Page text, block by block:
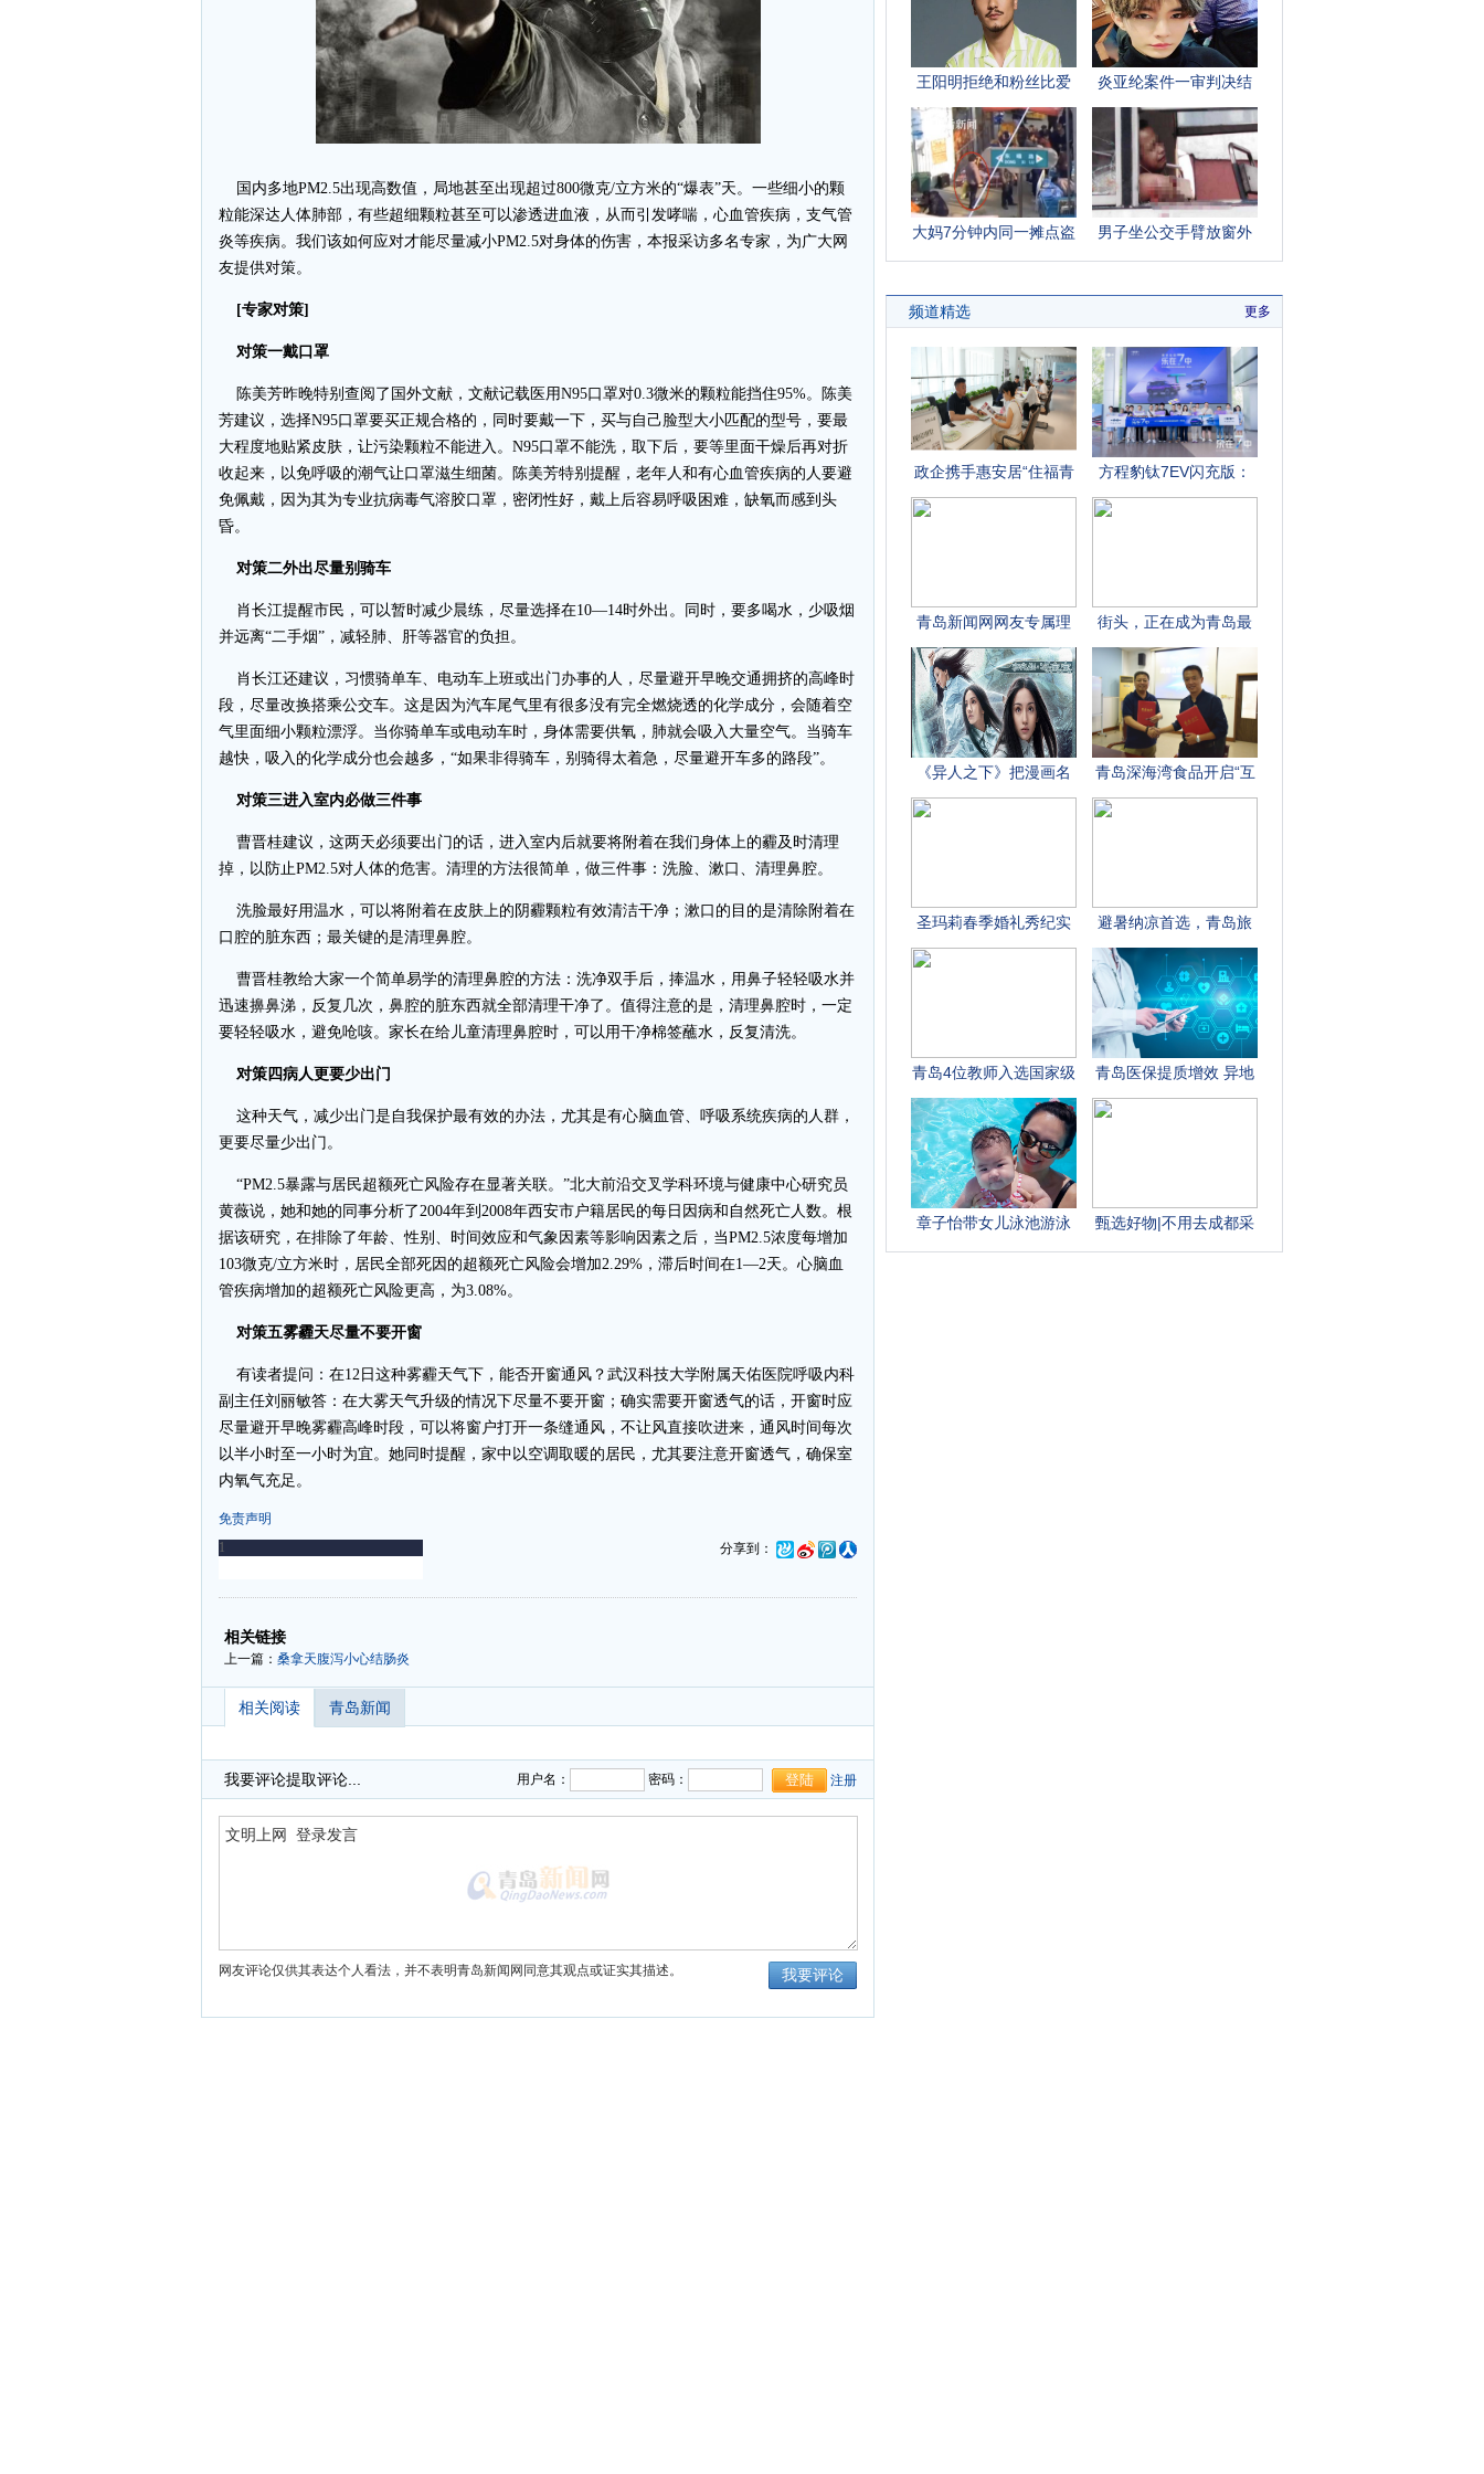
国内多地PM2.5出现高数值，局地甚至出现超过800微克/立方米的“爆表”天。一些细小的颗
粒能深达人体肺部，有些超细颗粒甚至可以渗透进血液，从而引发哮喘，心血管疾病，支气管
炎等疾病。我们该如何应对才能尽量减小PM2.5对身体的伤害，本报采访多名专家，为广大网
友提供对策。
[专家对策]
对策一戴口罩
陈美芳昨晚特别查阅了国外文献，文献记载医用N95口罩对0.3微米的颗粒能挡住95%。陈美
芳建议，选择N95口罩要买正规合格的，同时要戴一下，买与自己脸型大小匹配的型号，要最
大程度地贴紧皮肤，让污染颗粒不能进入。N95口罩不能洗，取下后，要等里面干燥后再对折
收起来，以免呼吸的潮气让口罩滋生细菌。陈美芳特别提醒，老年人和有心血管疾病的人要避
免佩戴，因为其为专业抗病毒气溶胶口罩，密闭性好，戴上后容易呼吸困难，缺氧而感到头
昏。
对策二外出尽量别骑车
肖长江提醒市民，可以暂时减少晨练，尽量选择在10—14时外出。同时，要多喝水，少吸烟
并远离“二手烟”，减轻肺、肝等器官的负担。
肖长江还建议，习惯骑单车、电动车上班或出门办事的人，尽量避开早晚交通拥挤的高峰时
段，尽量改换搭乘公交车。这是因为汽车尾气里有很多没有完全燃烧透的化学成分，会随着空
气里面细小颗粒漂浮。当你骑单车或电动车时，身体需要供氧，肺就会吸入大量空气。当骑车
越快，吸入的化学成分也会越多，“如果非得骑车，别骑得太着急，尽量避开车多的路段”。
对策三进入室内必做三件事
曹晋桂建议，这两天必须要出门的话，进入室内后就要将附着在我们身体上的霾及时清理
掉，以防止PM2.5对人体的危害。清理的方法很简单，做三件事：洗脸、漱口、清理鼻腔。
洗脸最好用温水，可以将附着在皮肤上的阴霾颗粒有效清洁干净；漱口的目的是清除附着在
口腔的脏东西；最关键的是清理鼻腔。
曹晋桂教给大家一个简单易学的清理鼻腔的方法：洗净双手后，捧温水，用鼻子轻轻吸水并
迅速擤鼻涕，反复几次，鼻腔的脏东西就全部清理干净了。值得注意的是，清理鼻腔时，一定
要轻轻吸水，避免呛咳。家长在给儿童清理鼻腔时，可以用干净棉签蘸水，反复清洗。
对策四病人更要少出门
这种天气，减少出门是自我保护最有效的办法，尤其是有心脑血管、呼吸系统疾病的人群，
更要尽量少出门。
“PM2.5暴露与居民超额死亡风险存在显著关联。”北大前沿交叉学科环境与健康中心研究员
黄薇说，她和她的同事分析了2004年到2008年西安市户籍居民的每日因病和自然死亡人数。根
据该研究，在排除了年龄、性别、时间效应和气象因素等影响因素之后，当PM2.5浓度每增加
103微克/立方米时，居民全部死因的超额死亡风险会增加2.29%，滞后时间在1—2天。心脑血
管疾病增加的超额死亡风险更高，为3.08%。
对策五雾霾天尽量不要开窗
有读者提问：在12日这种雾霾天气下，能否开窗通风？武汉科技大学附属天佑医院呼吸内科
副主任刘丽敏答：在大雾天气升级的情况下尽量不要开窗；确实需要开窗透气的话，开窗时应
尽量避开早晚雾霾高峰时段，可以将窗户打开一条缝通风，不让风直接吹进来，通风时间每次
以半小时至一小时为宜。她同时提醒，家中以空调取暖的居民，尤其要注意开窗透气，确保室
内氧气充足。
免责声明
分享到：
-
相关链接
上一篇： 桑拿天腹泻小心结肠炎
相关阅读 青岛新闻
我要评论提取评论... 用户名： 密码： 注册
网友评论仅供其表达个人看法，并不表明青岛新闻网同意其观点或证实其描述。